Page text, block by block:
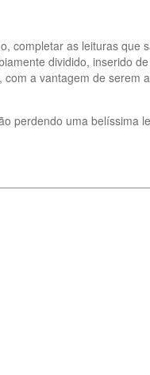
as leituras que
dividido, inserido
a vantagem de
perdendo uma belíssima